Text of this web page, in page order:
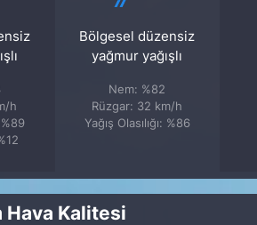
h
%89
Bölgesel düzensiz
yağmur yağışlı
Nem: %82
Rüzgar: 32 km/h
Yağış Olasılığı: %86
Hava Kalitesi